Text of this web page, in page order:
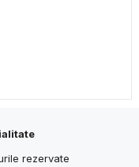
rezervate